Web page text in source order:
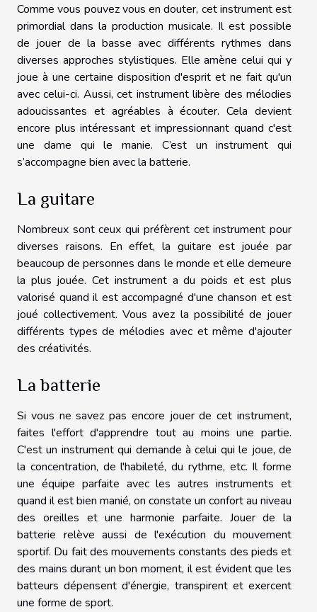
Comme vous pouvez vous en douter, cet instrument est
primordial dans la production musicale. Il est possible
de jouer de la basse avec différents rythmes dans
diverses approches stylistiques. Elle amène celui qui y
joue à une certaine disposition d'esprit et ne fait qu'un
avec celui-ci. Aussi, cet instrument libère des mélodies
adoucissantes et agréables à écouter. Cela devient
encore plus intéressant et impressionnant quand c'est
une dame qui le manie. C’est un instrument qui
s’accompagne bien avec la batterie.
La guitare
Nombreux sont ceux qui préfèrent cet instrument pour
diverses raisons. En effet, la guitare est jouée par
beaucoup de personnes dans le monde et elle demeure
la plus jouée. Cet instrument a du poids et est plus
valorisé quand il est accompagné d'une chanson et est
joué collectivement. Vous avez la possibilité de jouer
différents types de mélodies avec et même d'ajouter
des créativités.
La batterie
Si vous ne savez pas encore jouer de cet instrument,
faites l'effort d'apprendre tout au moins une partie.
C'est un instrument qui demande à celui qui le joue, de
la concentration, de l'habileté, du rythme, etc. Il forme
une équipe parfaite avec les autres instruments et
quand il est bien manié, on constate un confort au niveau
des oreilles et une harmonie parfaite. Jouer de la
batterie relève aussi de l'exécution du mouvement
sportif. Du fait des mouvements constants des pieds et
des mains durant un bon moment, il est évident que les
batteurs dépensent d'énergie, transpirent et exercent
une forme de sport.